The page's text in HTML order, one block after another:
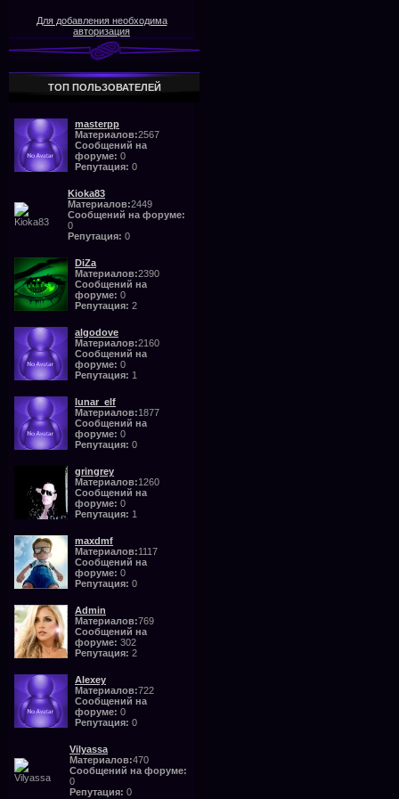
Для добавления необходима
авторизация
ТОП ПОЛЬЗОВАТЕЛЕЙ
masterpp
Материалов:2567
Сообщений на
форуме: 0
Репутация: 0
Kioka83
Материалов:2449
Сообщений на форуме:
0
Репутация: 0
DiZa
Материалов:2390
Сообщений на
форуме: 0
Репутация: 2
algodove
Материалов:2160
Сообщений на
форуме: 0
Репутация: 1
lunar_elf
Материалов:1877
Сообщений на
форуме: 0
Репутация: 0
gringrey
Материалов:1260
Сообщений на
форуме: 0
Репутация: 1
maxdmf
Материалов:1117
Сообщений на
форуме: 0
Репутация: 0
Admin
Материалов:769
Сообщений на
форуме: 302
Репутация: 2
Alexey
Материалов:722
Сообщений на
форуме: 0
Репутация: 0
Vilyassa
Материалов:470
Сообщений на форуме:
0
Репутация: 0